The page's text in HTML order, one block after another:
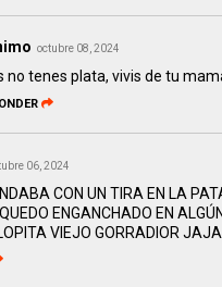
octubre 08, 2024
no tenes plata, vivis de tu
06, 2024
CON UN TIRA EN LA
ENGANCHADO EN
VIEJO GORRADIOR JAJA